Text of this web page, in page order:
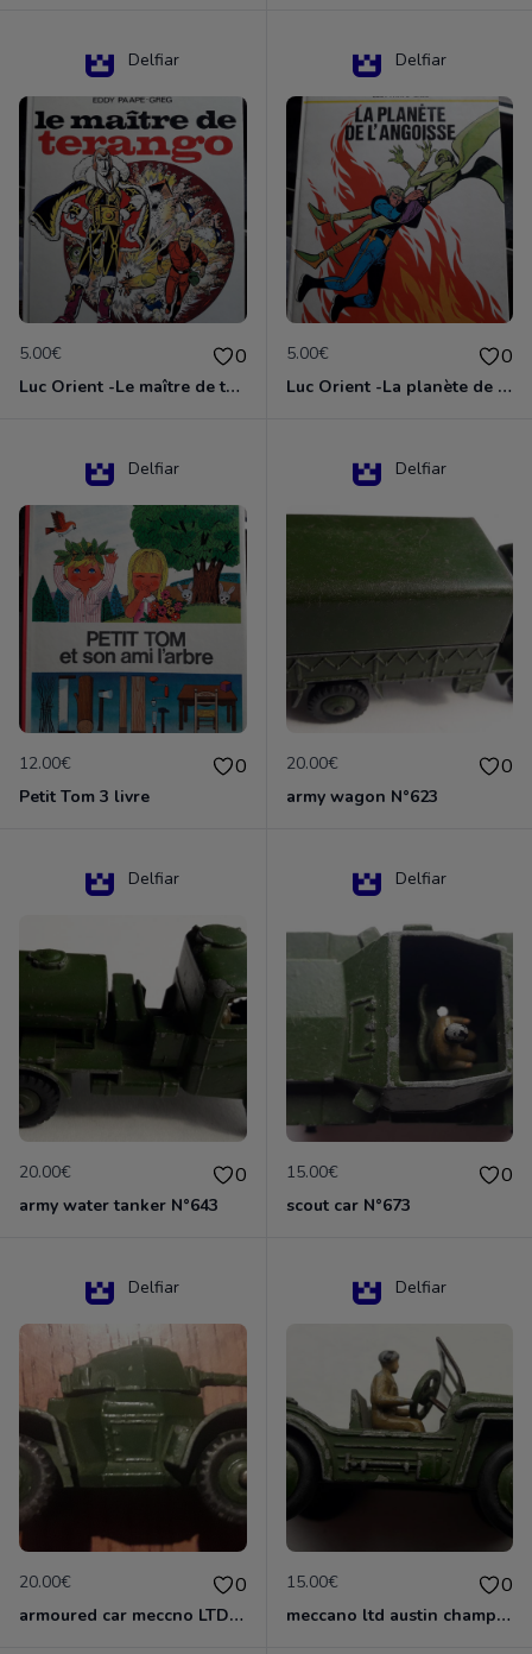
Delfiar
5.00€ 0
Luc Orient -Le maître de terango
Delfiar
5.00€ 0
Luc Orient -La planète de l'angoisse
Delfiar
12.00€ 0
Petit Tom 3 livre
Delfiar
20.00€ 0
army wagon N°623
Delfiar
20.00€ 0
army water tanker N°643
Delfiar
15.00€ 0
scout car N°673
Delfiar
20.00€ 0
armoured car meccno LTD N°670
Delfiar
15.00€ 0
meccano ltd austin champ N°674